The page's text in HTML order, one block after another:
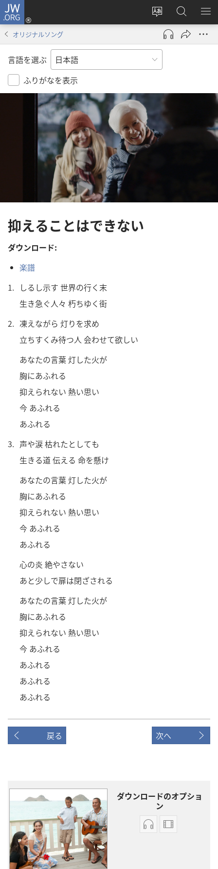
JW.ORG
サ
イ
ト
の
言
を
え
ロ
グ
ン
し
タ
で
開
く）
JW.ORG
の
検
メ
を
オリジナルソング
言語を選ぶ
ふりがなを表示
抑えることはできない
ダウンロード:
楽譜
1.
しるし示す 世界の行く 末
生き急ぐ人々 朽ちゆく 街
2. 凍えながら 灯りを求め
立ちすくみ待つ人 会わせて欲しい
あなたの言葉 灯した火が
胸にあふれる
抑えられない 熱い思い
今 あふれる
あふれる
3. 声や涙枯れたとしても
生きる道伝える 命を懸け
あなたの言葉 灯した火が
胸にあふれる
抑えられない 熱い思い
今 あふれる
あふれる
心の炎 絶やさない
あと少しで扉は閉ざされる
あなたの言葉 灯した火が
胸にあふれる
抑えられない 熱い思い
今 あふれる
あふれる
あふれる
あふれる
戻る 次へ
ダウンロードのオプショ
ン
オー ビ